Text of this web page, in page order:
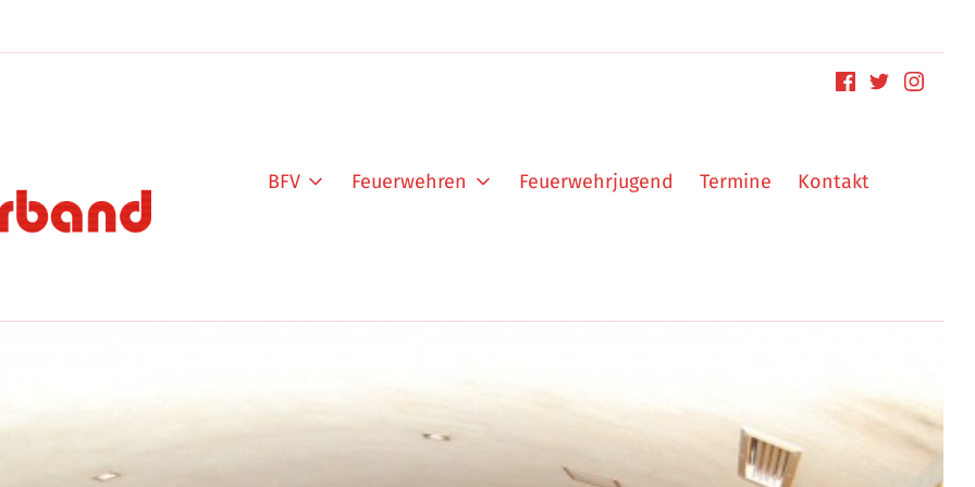
BFV Feuerwehren Feuerwehrjugend Termine Kontakt